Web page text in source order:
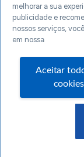
melhorar a sua
publicidade e
nossos serviços,
em nossa
Aceitar
cookies